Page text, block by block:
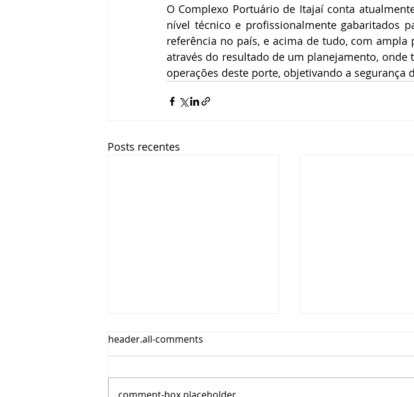
O Complexo Portuário de Itajaí conta
nível técnico e profissionalmente gabaritados
referência no país, e acima de tudo, com
através do resultado de um planejamento, onde
operações deste porte, objetivando a segurança
Posts recentes
header.all-comments